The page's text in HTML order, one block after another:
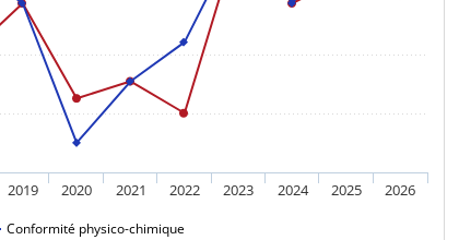
Conformité physico-chimique
2019 2020 2021 2022 2023 2024 2025 2026